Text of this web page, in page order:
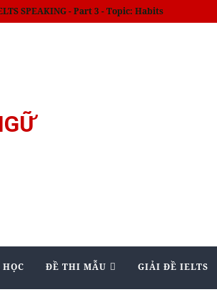
tướng Nhật cam kết giảm bớt lạm phát
ĐỀ THI MẪU GIẢI ĐỀ IELTS